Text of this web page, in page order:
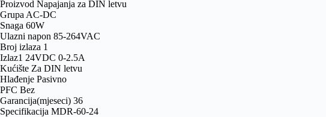
Proizvod Napajanja za DIN letvu
Grupa AC-DC
Snaga 60W
Ulazni napon 85-264VAC
Broj izlaza 1
Izlaz1 24VDC 0-2.5A
Kućište Za DIN letvu
Hlađenje Pasivno
PFC Bez
Garancija(mjeseci) 36
Specifikacija MDR-60-24